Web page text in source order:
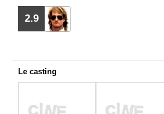
2.9
Le casting